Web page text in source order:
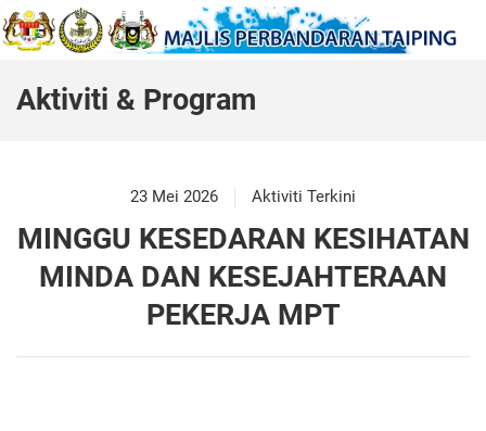
Aktiviti & Program
23 Mei 2026 Aktiviti Terkini
MINGGU KESEDARAN KESIHATAN
MINDA DAN KESEJAHTERAAN
PEKERJA MPT